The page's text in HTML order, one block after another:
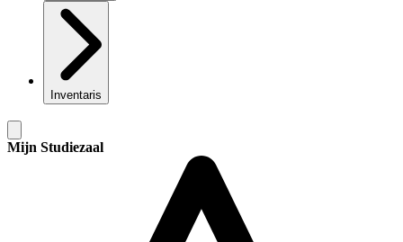
Inventaris
Mijn Studiezaal